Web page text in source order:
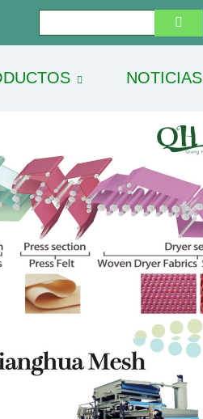
NOTICIAS